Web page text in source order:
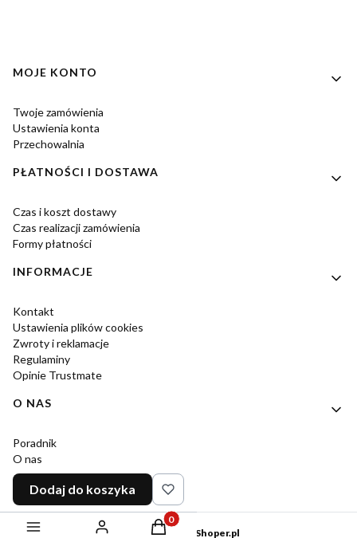
Linki w stopce
MOJE KONTO
Twoje zamówienia
Ustawienia konta
Przechowalnia
PŁATNOŚCI I DOSTAWA
Czas i koszt dostawy
Czas realizacji zamówienia
Formy płatności
INFORMACJE
Kontakt
Ustawienia plików cookies
Zwroty i reklamacje
Regulaminy
Opinie Trustmate
O NAS
Poradnik
O nas
Kontakt i dane firmy
Rekomendowane strony
Sklep internetowy Shoper.pl
Dodaj do koszyka
Produkty w koszyku: 0. Zobacz